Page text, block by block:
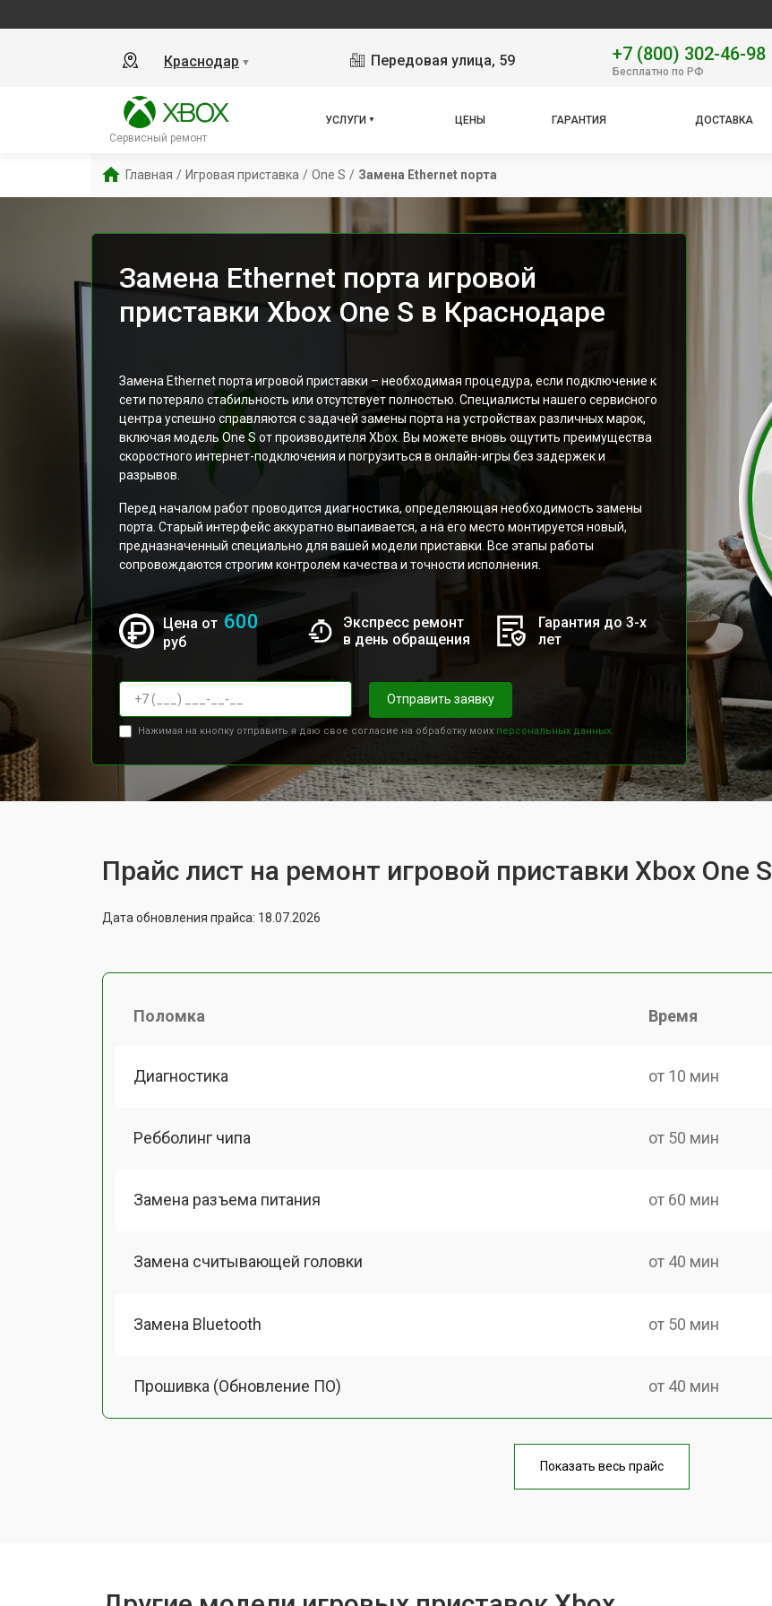
Краснодар ▼ Передовая улица, 59 +7 (800) 302-46-98
Бесплатно по РФ
Сервисный ремонт
УСЛУГИ ЦЕНЫ ГАРАНТИЯ ДОСТАВКА
Главная / Игровая приставка / One S / Замена Ethernet порта
Замена Ethernet порта игровой
приставки Xbox One S в Краснодаре
Замена Ethernet порта игровой приставки – необходимая процедура, если подключение к
сети потеряло стабильность или отсутствует полностью. Специалисты нашего сервисного
центра успешно справляются с задачей замены порта на устройствах различных марок,
включая модель One S от производителя Xbox. Вы можете вновь ощутить преимущества
скоростного интернет-подключения и погрузиться в онлайн-игры без задержек и
разрывов.
Перед началом работ проводится диагностика, определяющая необходимость замены
порта. Старый интерфейс аккуратно выпаивается, а на его место монтируется новый,
предназначенный специально для вашей модели приставки. Все этапы работы
сопровождаются строгим контролем качества и точности исполнения.
Цена от 600
руб
Экспресс ремонт
в день обращения
Гарантия до 3-х
лет
Отправить заявку
Нажимая на кнопку отправить я даю свое согласие на обработку моих персональных данных.
Прайс лист на ремонт игровой приставки Xbox One S
Дата обновления прайса: 18.07.2026
Поломка Время
Диагностика от 10 мин
Ребболинг чипа от 50 мин
Замена разъема питания от 60 мин
Замена считывающей головки от 40 мин
Замена Bluetooth от 50 мин
Прошивка (Обновление ПО) от 40 мин
от 60 мин
Показать весь прайс